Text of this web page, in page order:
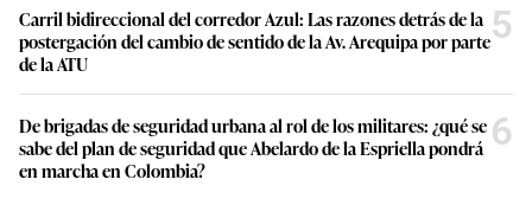
Carril bidireccional del corredor Azul: Las razones detrás de la
postergación del cambio de sentido de la Av. Arequipa por parte
de la ATU
5
De brigadas de seguridad urbana al rol de los militares: ¿qué se
sabe del plan de seguridad que Abelardo de la Espriella pondrá
en marcha en Colombia?
6